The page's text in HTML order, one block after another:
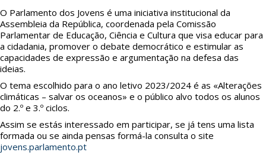
O Parlamento dos Jovens é uma iniciativa institucional da
Assembleia da República, coordenada pela Comissão
Parlamentar de Educação, Ciência e Cultura que visa educar para
a cidadania, promover o debate democrático e estimular as
capacidades de expressão e argumentação na defesa das
ideias.
O tema escolhido para o ano letivo 2023/2024 é as «Alterações
climáticas – salvar os oceanos» e o público alvo todos os alunos
do 2.º e 3.º ciclos.
Assim se estás interessado em participar, se já tens uma lista
formada ou se ainda pensas formá-la consulta o site
jovens.parlamento.pt